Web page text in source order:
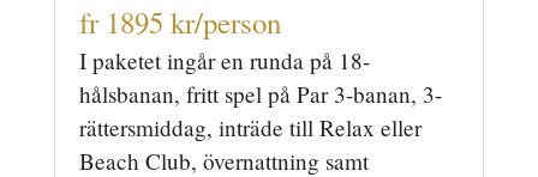
fr 1895 kr/person
I paketet ingår en runda på 18-
hålsbanan, fritt spel på Par 3-banan, 3-
rättersmiddag, inträde till Relax eller
Beach Club, övernattning samt